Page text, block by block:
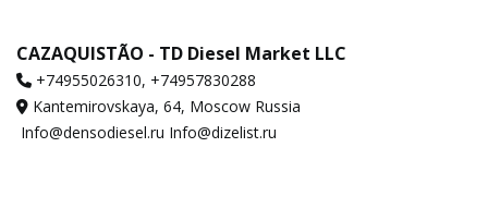
CAZAQUISTÃO - TD Diesel Market LLC
‪+74955026310‬, ‪+74957830288‬
Kantemirovskaya, 64, Moscow Russia
Info@densodiesel.ru Info@dizelist.ru